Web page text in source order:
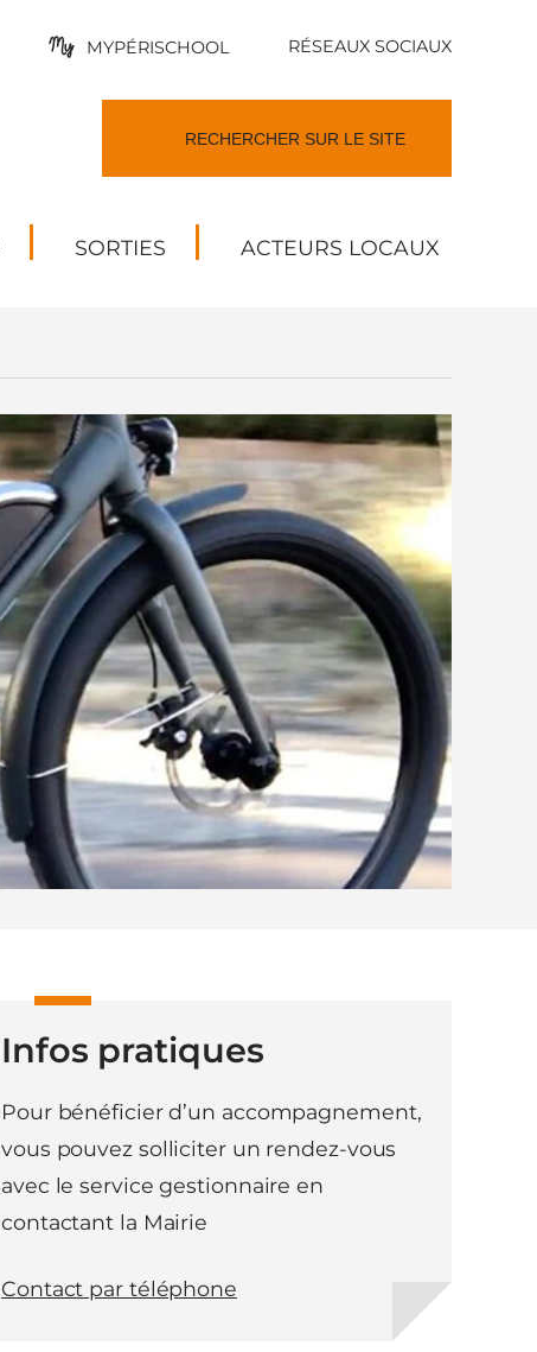
MYPÉRISCHOOL RÉSEAUX SOCIAUX
SORTIES ACTEURS LOCAUX
Infos pratiques
Pour bénéficier d’un accompagnement,
vous pouvez solliciter un rendez-vous
avec le service gestionnaire en
contactant la Mairie
Contact par téléphone